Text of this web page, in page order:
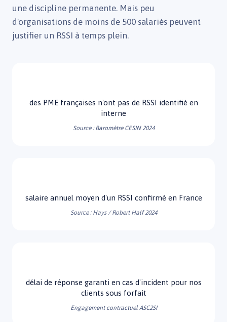
une discipline permanente. Mais peu
d'organisations de moins de 500 salariés peuvent
justifier un RSSI à temps plein.
des PME françaises n'ont pas de RSSI identifié en
interne
Source : Baromètre CESIN 2024
salaire annuel moyen d'un RSSI confirmé en France
Source : Hays / Robert Half 2024
délai de réponse garanti en cas d'incident pour nos
clients sous forfait
Engagement contractuel ASC2SI